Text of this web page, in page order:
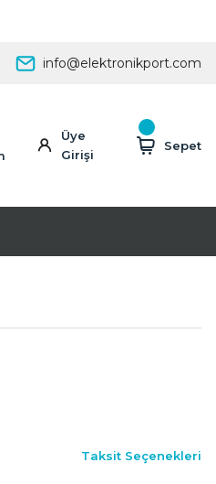
info@elektronikport.com
Üye
Girişi
Sepet
Taksit Seçenekleri